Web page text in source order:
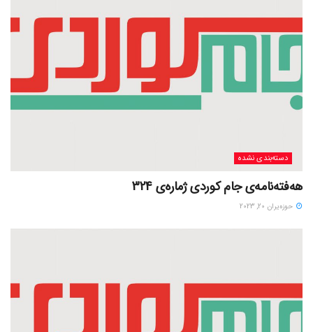
دسته‌بندی نشده
هەفتەنامەی جام کوردی ژمارەی 324
حوزه‌یران 20, 2023